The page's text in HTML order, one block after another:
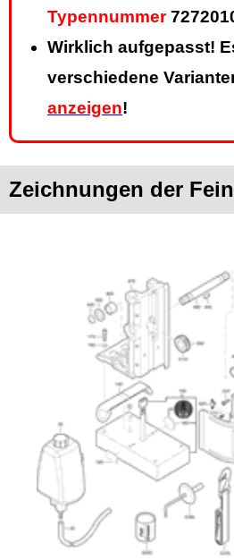
Typennummer
Wirklich aufgepasst!
verschiedene
anzeigen!
Zeichnungen der Fein